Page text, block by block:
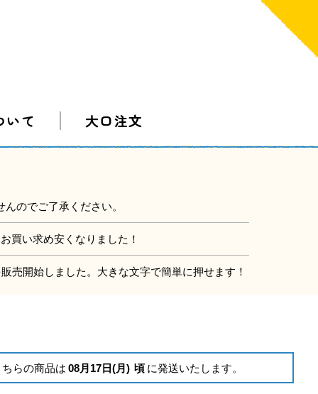
いて 大口注文
のでご了承ください。
買い求め安くなりました！
売開始しました。大きな文字で簡単に押せます！
らの商品は 08月17日(月) 頃 に発送いたします。